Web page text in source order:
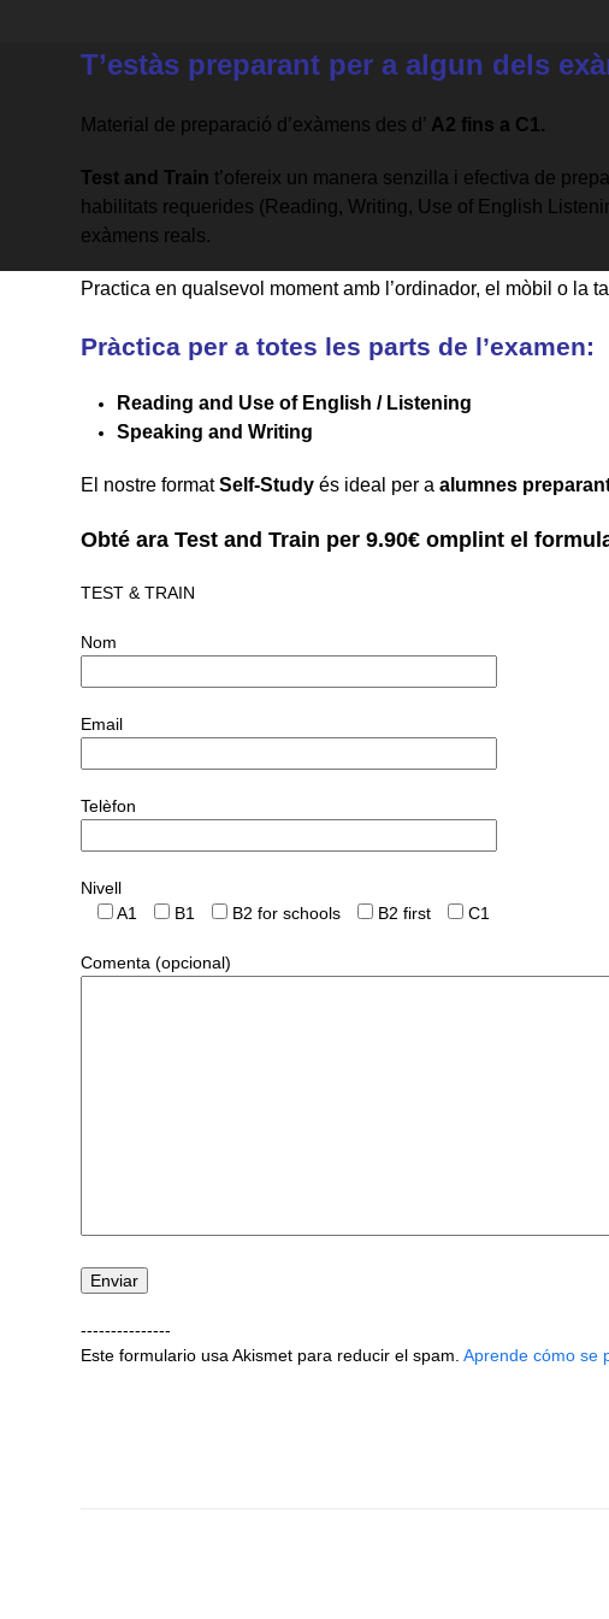
T’estàs preparant per a algun dels
Material de preparació d’exàmens des d’ A2 fins a C1.
Test and Train t’ofereix un manera senzilla i efectiva de
habilitats requerides (Reading, Writing, Use of English
exàmens reals.
Practica en qualsevol moment amb l’ordinador, el mòbil o la
Pràctica per a totes les parts de l’examen:
Reading and Use of English / Listening
Speaking and Writing
El nostre formatSelf-Study és ideal per aalumnes
Obté ara Test and Train per 9.90€ omplint el
TEST & TRAIN
Nom
Email
Telèfon
Nivell
A1
B1 B2 for schools B2 first C1
Comenta (opcional)
---------------
Este formulario usa Akismet para reducir el spam.Aprende cómo se